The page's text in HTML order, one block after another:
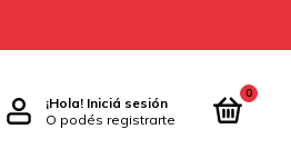
¡Hola! Iniciá sesión
O podés registrarte
0